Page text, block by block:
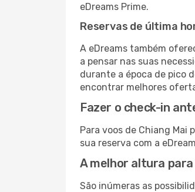
eDreams Prime.
Reservas de última
A eDreams também
a pensar nas suas
durante a época de pico
encontrar melhores
Fazer o check-in
Para voos de Chiang
sua reserva com a
A melhor altura
São inúmeras as